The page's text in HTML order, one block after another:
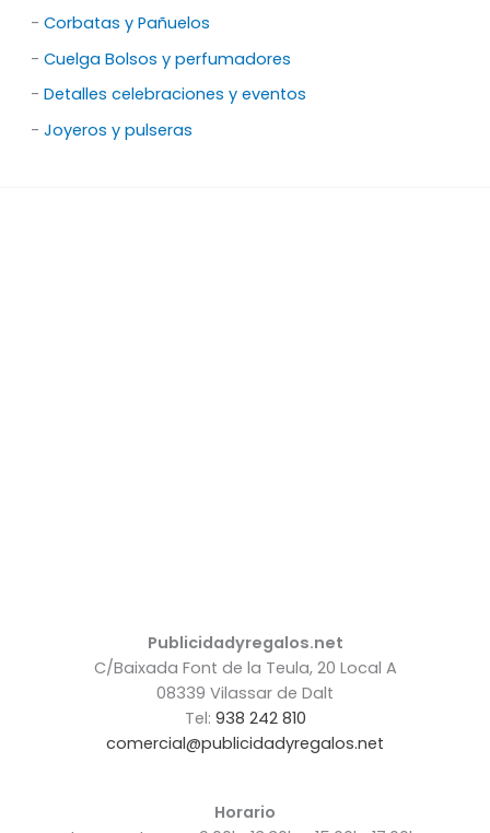
- Corbatas y Pañuelos
- Cuelga Bolsos y perfumadores
- Detalles celebraciones y eventos
- Joyeros y pulseras
Publicidadyregalos.net
C/Baixada Font de la Teula, 20 Local A
08339 Vilassar de Dalt
Tel: 938 242 810
comercial@publicidadyregalos.net
Horario